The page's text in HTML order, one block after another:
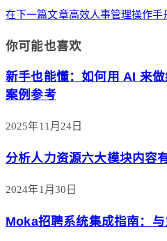
在下一篇文章高效人事管理操作手
你可能也喜欢
新手也能懂：如何用 AI 来
案例参考
2025年11月24日
分析人力资源六大模块内容
2024年1月30日
Moka招聘系统集成指南：